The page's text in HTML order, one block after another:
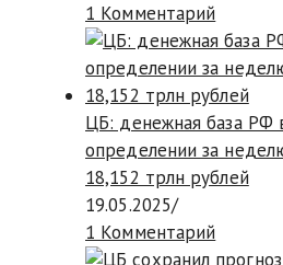
1 Комментарий
ЦБ: денежная база РФ
определении за
18,152 трлн рублей
19.05.2025/
1 Комментарий